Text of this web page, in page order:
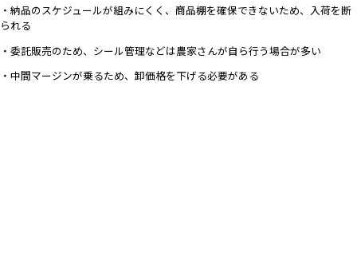
・納品のスケジュールが組みにくく、商品棚を確保できないため、入荷を断
られる
・委託販売のため、シール管理などは農家さんが自ら行う場合が多い
・中間マージンが乗るため、卸価格を下げる必要がある